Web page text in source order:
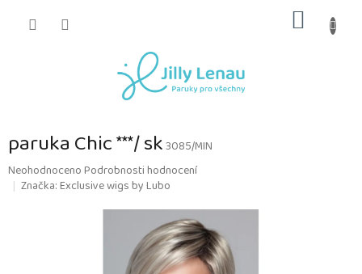
KOŠÍK
paruka Chic ***/ sk3085/MIN
Průměrné
hodnocení
NeohodnocenoPodrobnosti hodnocení
Značka:Exclusive wigs by Lubo